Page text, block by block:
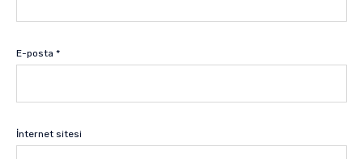
E-posta *
İnternet sitesi